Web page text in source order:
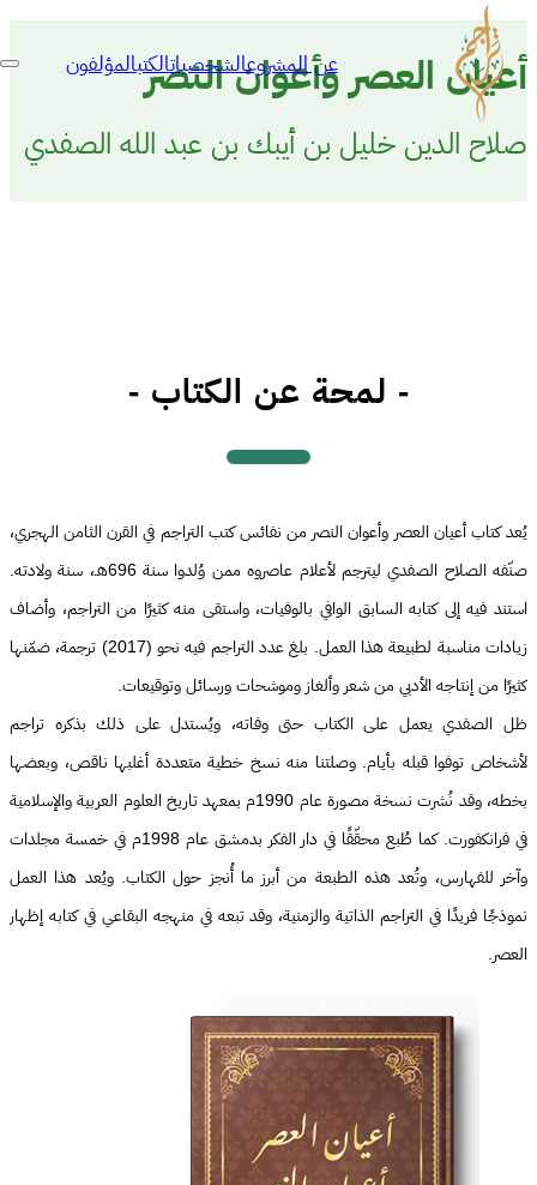
عن المشروعالشخصياتالكتبالمؤلفون أعيان العصر وأعوان النصر
صلاح الدين خليل بن أيبك بن عبد الله الصفدي
- لمحة عن الكتاب -
يُعد كتاب أعيان العصر وأعوان النصر من نفائس كتب التراجم في القرن الثامن الهجري،
صنّفه الصلاح الصفدي ليترجم لأعلام عاصروه ممن وُلدوا سنة 696هـ، سنة ولادته.
استند فيه إلى كتابه السابق الوافي بالوفيات، واستقى منه كثيرًا من التراجم، وأضاف
زيادات مناسبة لطبيعة هذا العمل. بلغ عدد التراجم فيه نحو (2017) ترجمة، ضمّنها
كثيرًا من إنتاجه الأدبي من شعر وألغاز وموشحات ورسائل وتوقيعات.
ظل الصفدي يعمل على الكتاب حتى وفاته، ويُستدل على ذلك بذكره تراجم
لأشخاص توفوا قبله بأيام. وصلتنا منه نسخ خطية متعددة أغلبها ناقص، وبعضها
بخطه، وقد نُشرت نسخة مصورة عام 1990م بمعهد تاريخ العلوم العربية والإسلامية
في فرانكفورت. كما طُبع محقّقًا في دار الفكر بدمشق عام 1998م في خمسة مجلدات
وآخر للفهارس، وتُعد هذه الطبعة من أبرز ما أُنجز حول الكتاب. ويُعد هذا العمل
نموذجًا فريدًا في التراجم الذاتية والزمنية، وقد تبعه في منهجه البقاعي في كتابه إظهار
العصر.